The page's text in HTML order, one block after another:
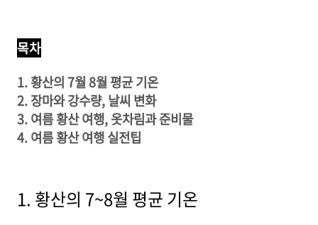
목차
1. 황산의 7월 8월 평균 기온
2. 장마와 강수량, 날씨 변화
3. 여름 황산 여행, 옷차림과 준비물
4. 여름 황산 여행 실전팁
1. 황산의 7~8월 평균 기온